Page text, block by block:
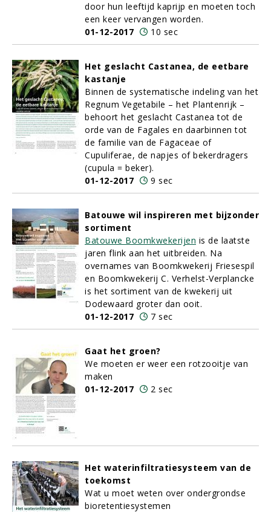
door hun leeftijd kaprijp en moeten toch
een keer vervangen worden.
01-12-2017
10 sec
Het geslacht Castanea, de eetbare
kastanje
Binnen de systematische indeling van het
Regnum Vegetabile – het Plantenrijk –
behoort het geslacht Castanea tot de
orde van de Fagales en daarbinnen tot
de familie van de Fagaceae of
Cupuliferae, de napjes of bekerdragers
(cupula = beker).
01-12-2017
9 sec
Batouwe wil inspireren met bijzonder
sortiment
Batouwe Boomkwekerijen is de laatste
jaren flink aan het uitbreiden. Na
overnames van Boomkwekerij Friesespil
en Boomkwekerij C. Verhelst-Verplancke
is het sortiment van de kwekerij uit
Dodewaard groter dan ooit.
01-12-2017
7 sec
Gaat het groen?
We moeten er weer een rotzooitje van
maken
01-12-2017
2 sec
Het waterinfiltratiesysteem van de
toekomst
Wat u moet weten over ondergrondse
bioretentiesystemen